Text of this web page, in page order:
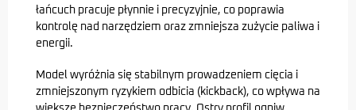
łańcuch pracuje płynnie i precyzyjnie, co poprawia
kontrolę nad narzędziem oraz zmniejsza zużycie paliwa i
energii.
Model wyróżnia się stabilnym prowadzeniem cięcia i
zmniejszonym ryzykiem odbicia (kickback), co wpływa na